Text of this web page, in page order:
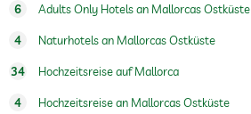
6 Adults Only Hotels an Mallorcas Ostküste
4 Naturhotels an Mallorcas Ostküste
34 Hochzeitsreise auf Mallorca
4 Hochzeitsreise an Mallorcas Ostküste